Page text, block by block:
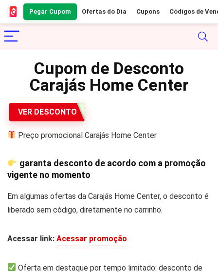
Pegar Cupom Ofertas do Dia Cupons Códigos de
Cupom de Desconto
Carajás Home Center
VER DESCONTO
Preço promocional Carajás Home Center
garanta desconto de acordo com a promoção
vigente no momento
Em algumas ofertas da Carajás Home Center, o desconto é
liberado sem código, diretamente no carrinho.
Acessar link: Acessar promoção
Oferta em destaque por tempo limitado: desconto de